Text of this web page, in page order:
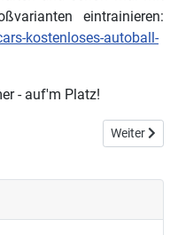
eintrainieren:
kostenloses-autoball-
- auf'm Platz!
weg und siegt im Autoball!
Nächster
Weiter